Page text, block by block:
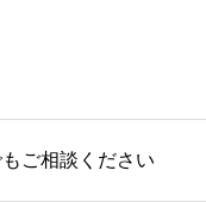
ご相談ください